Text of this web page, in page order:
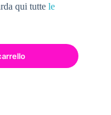
qui tutte le